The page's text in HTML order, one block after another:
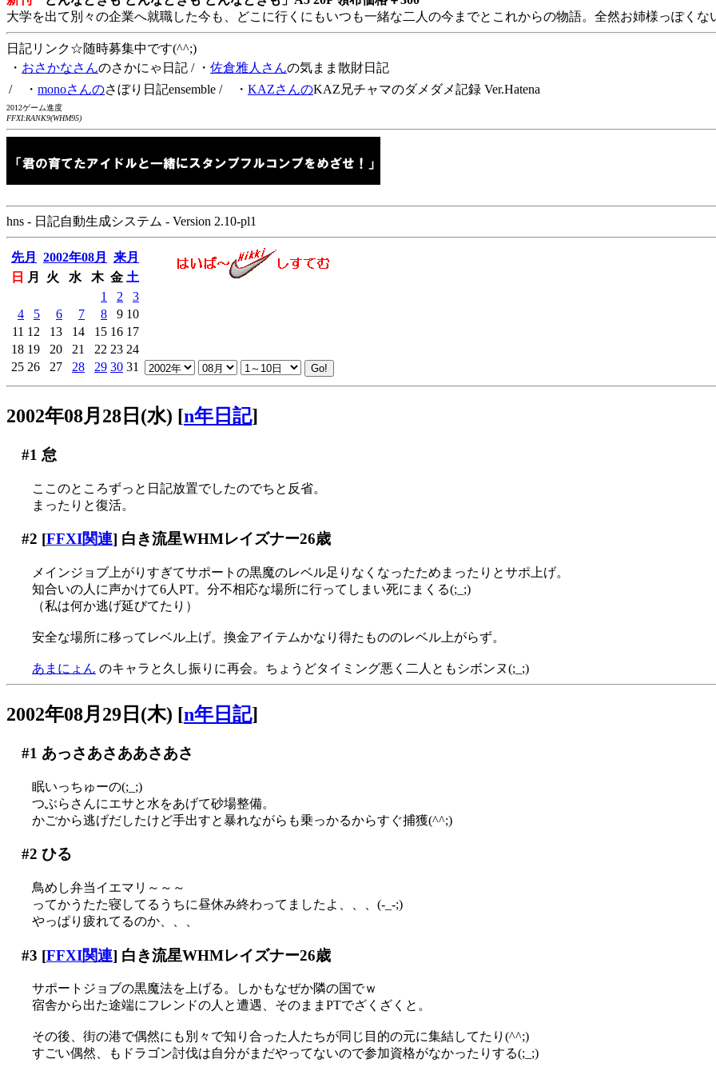
大学を出て別々の企業へ就職した今も、どこに行くにもいつも一緒な二人の今までとこれからの物語。全然お姉様っぽくな
日記リンク☆随時募集中です(^^;)
・ おさかなさんのさかにゃ日記 / ・ 佐倉雅人さんの気まま散財日記
/ ・ monoさんのさぼり日記ensemble / ・ KAZさんのKAZ兄チャマのダメダメ記録 Ver.Hatena
2012ゲーム進度
FFXI:RANK9(WHM95)
hns - 日記自動生成システム - Version 2.10-pl1
先月 2002年08月
来月
日
月 火 水 木 金 土
1
2
3
4
5 6 7 8 9 10
11 12 13 14 15 16 17
18 19 20 21 22 23 24
25 26 27 28 29 30 31
2002年08月28日(水) [n年日記]
#1 怠
ここのところずっと日記放置でしたのでちと反省。
まったりと復活。
#2 [FFXI関連] 白き流星WHMレイズナー26歳
メインジョブ上がりすぎてサポートの黒魔のレベル足りなくなったためまったりとサポ上げ。
知合いの人に声かけて6人PT。分不相応な場所に行ってしまい死にまくる(;_;)
（私は何か逃げ延びてたり）
安全な場所に移ってレベル上げ。換金アイテムかなり得たもののレベル上がらず。
あまにょん のキャラと久し振りに再会。ちょうどタイミング悪く二人ともシボンヌ(;_;)
2002年08月29日(木) [n年日記]
#1 あっさあさああさあさ
眠いっちゅーの(;_;)
つぶらさんにエサと水をあげて砂場整備。
かごから逃げだしたけど手出すと暴れながらも乗っかるからすぐ捕獲(^^;)
#2 ひる
鳥めし弁当イエマリ～～～
ってかうたた寝してるうちに昼休み終わってましたよ、、、(-_-;)
やっぱり疲れてるのか、、、
#3 [FFXI関連] 白き流星WHMレイズナー26歳
サポートジョブの黒魔法を上げる。しかもなぜか隣の国でｗ
宿舎から出た途端にフレンドの人と遭遇、そのままPTでざくざくと。
その後、街の港で偶然にも別々で知り合った人たちが同じ目的の元に集結してたり(^^;)
すごい偶然、もドラゴン討伐は自分がまだやってないので参加資格がなかったりする(;_;)